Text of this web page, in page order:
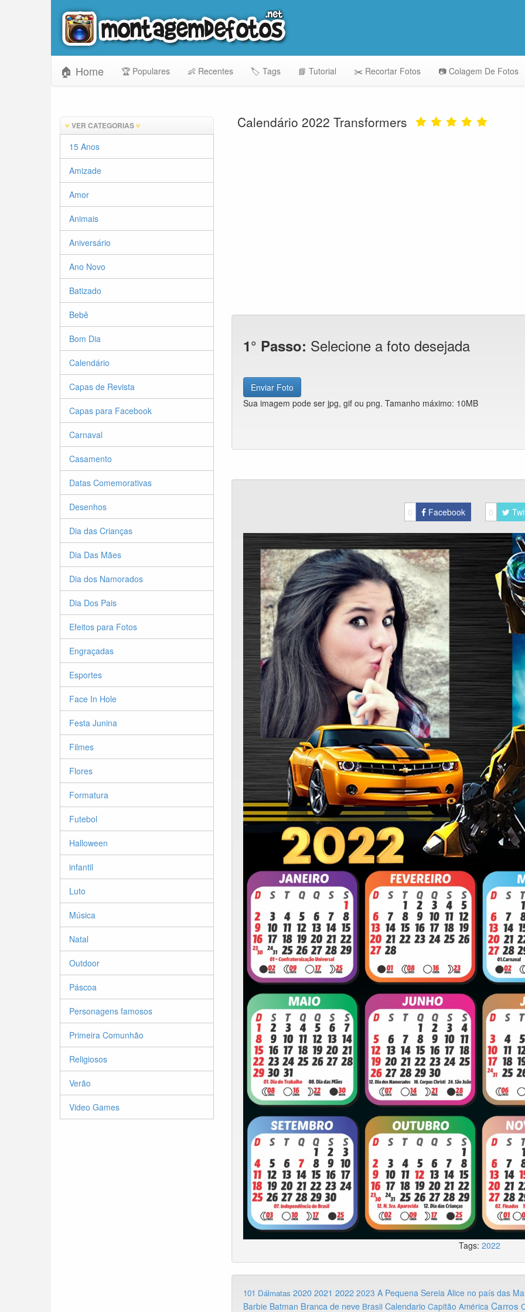
🏠 Home 🏆 Populares 👶 Recentes 🏷️ Tags 📘 Tutorial ✂️ Recortar Fotos 📷 Colagem De Fotos
VER CATEGORIAS
15 Anos
Amizade
Amor
Animais
Aniversário
Ano Novo
Batizado
Bebê
Bom Dia
Calendário
Capas de Revista
Capas para Facebook
Carnaval
Casamento
Datas Comemorativas
Desenhos
Dia das Crianças
Dia Das Mães
Dia dos Namorados
Dia Dos Pais
Efeitos para Fotos
Engraçadas
Esportes
Face In Hole
Festa Junina
Filmes
Flores
Formatura
Futebol
Halloween
infantil
Luto
Música
Natal
Outdoor
Páscoa
Personagens famosos
Primeira Comunhão
Religiosos
Verão
Video Games
Calendário 2022 Transformers
1° Passo: Selecione a foto desejada
Enviar Foto
Sua imagem pode ser jpg, gif ou png. Tamanho máximo: 10MB
0 Facebook 0
Tags: 2022
101 Dálmatas 2020 2021 2022 2023 A Pequena Sereia Alice no país das
Barbie Batman Branca de neve Brasil Calendario Capitão América Carros